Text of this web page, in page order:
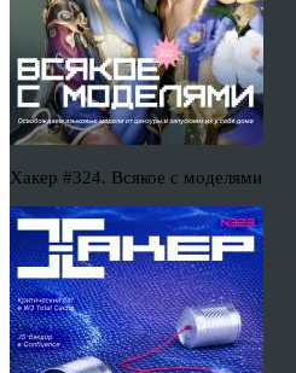
Хакер #324. Всякое с моделями